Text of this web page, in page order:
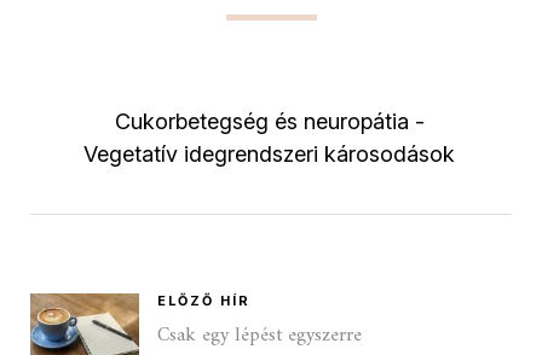
Cukorbetegség és neuropátia -
Vegetatív idegrendszeri károsodások
ELŐZŐ HÍR
Csak egy lépést egyszerre